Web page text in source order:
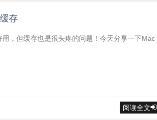
存
，但缓存也是很头疼的问题！今天分享一下Mac
阅读全文